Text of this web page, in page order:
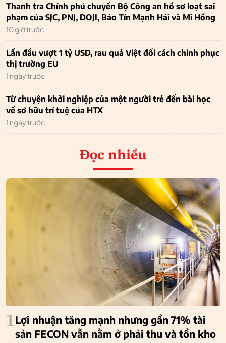
Thanh tra Chính phủ chuyển Bộ Công an hồ sơ loạt sai
phạm của SJC, PNJ, DOJI, Bảo Tín Mạnh Hải và Mi Hồng
10 giờ trước
Lần đầu vượt 1 tỷ USD, rau quả Việt đổi cách chinh phục
thị trường EU
1 ngày trước
Từ chuyện khởi nghiệp của một người trẻ đến bài học
về sở hữu trí tuệ của HTX
1 ngày trước
Đọc nhiều
1Lợi nhuận tăng mạnh nhưng gần 71% tài
sản FECON vẫn nằm ở phải thu và tồn kho